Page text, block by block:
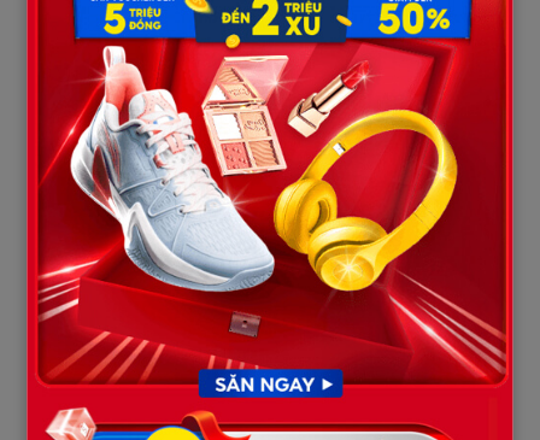
về những hợp đồng hàng tỷ đồng. Anh nghe thấy lời vợ nói, bà
chắc chắn thế, vì căn phòng chỉ cách nhau một tấm kính. Nhưng
Tuấn vẫn im lặng, anh vờ như không nghe thấy, hoặc đúng hơn
là anh chọn cách mặc kệ mẹ mình bị sỉ nhục để giữ hòa khí với cô
vợ tiểu thư giàu có.
CUỘC “QUAY XE” TRONG ĐÊM VÀ CHIẾC HỘP
GỖ BÍ MẬT
Bà Hiền đứng dậy, không một lời tranh cãi. Bà lẳng lặng bước lên
lầu, thu dọn lại vài bộ quần áo vẫn còn nằm nguyên trong túi nải.
Bà không cần đến 8 tầng lầu, bà chỉ cần một hơi thở tự do.
Khi bà bước xuống cầu thang, Tuấn vừa kết thúc cuộc gọi. Anh
ta hốt hoảng: – Mẹ đi đâu thế? Đêm hôm rồi, mẹ định đi đâu?